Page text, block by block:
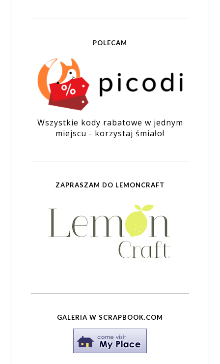
POLECAM
Wszystkie kody rabatowe w jednym
miejscu - korzystaj śmiało!
ZAPRASZAM DO LEMONCRAFT
GALERIA W SCRAPBOOK.COM